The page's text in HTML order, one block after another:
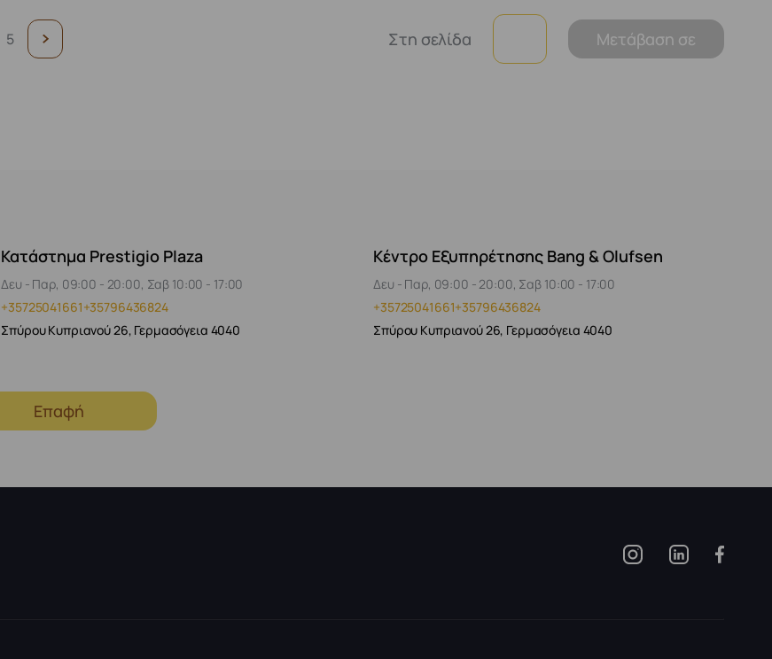
5 Στη σελίδα Μετάβαση σε
Κατάστημα Prestigio Plaza
Δευ - Παρ, 09:00 - 20:00, Σαβ 10:00 - 17:00
+35725041661+35796436824
Σπύρου Κυπριανού 26, Γερμασόγεια 4040
Κέντρο Εξυπηρέτησης Bang & Olufsen
Δευ - Παρ, 09:00 - 20:00, Σαβ 10:00 - 17:00
+35725041661+35796436824
Σπύρου Κυπριανού 26, Γερμασόγεια 4040
Επαφή